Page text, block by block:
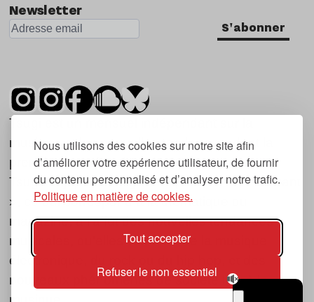
Nous utilisons des cookies sur notre site afin
d’améliorer votre expérience utilisateur, de fournir
du contenu personnalisé et d’analyser notre trafic.
Politique en matière de cookies.
Tout accepter
Refuser le non essentiel
Newsletter
S'abonner
Tsugi est un mensuel indépendant sur la
musique et les nouvelles tendances, dont la
première parution date de 2007.
Tsugi en japonais signifie « prochain », « suivant
», ce qui correspond à la thématique du
magazine, à l’affût des nouvelles tendances
musicales, qu’elles viennent de la musique
électronique, du rock ou du hip hop, et des
nouveaux phénomènes de société liés à la